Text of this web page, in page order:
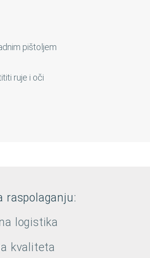
pištoljem
ruje i oči
raspolaganju:
logistika
kvaliteta